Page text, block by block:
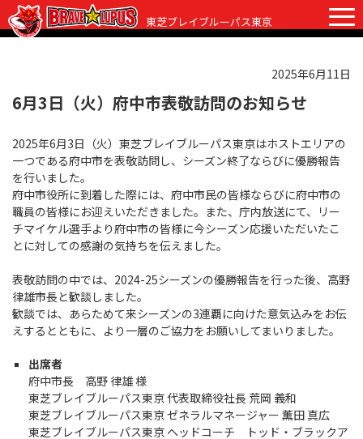
東芝ブレイブルーパス東京
チケット グッズ ファンクラブ 観戦ガイド
観戦ガイド
初めての観戦
ラグビーって何？
会場紹介
クラブからのお願い
ニュース
試合日程・結果
選手・スタッフ
選手
スタッフ
マスコット
クラブ情報
クラブ情報
株式会社 ブレイブルーパス東京概要
地域貢献活動
アカデミー
パートナー
パートナーシップのご案内
2025年6月11日
6月3日（火）府中市表敬訪問のお知らせ
2025年6月3日（火）東芝ブレイブルーパス東京はホストエリアの
一つである府中市を表敬訪問し、シーズン終了ならびに優勝報告
を行いました。
府中市役所に到着した際には、府中市民の皆様ならびに府中市の
職員の皆様にお迎えいただきました。また、庁内放送にて、リー
チマイケル選手より府中市の皆様に今シーズン応援いただいたこ
とに対しての感謝の気持ちを伝えました。
表敬訪問の中では、2024-25シーズンの優勝報告を行った後、高野
律雄市長と歓談しました。
歓談では、あらためて来シーズンの3連覇に向けた意気込みをお伝
えするとともに、より一層のご協力をお願いしてまいりました。
出席者
府中市長 高野 律雄 様
東芝ブレイブルーパス東京 代表取締役社長 荒岡 義和
東芝ブレイブルーパス東京 ゼネラルマネージャー 薫田 真広
東芝ブレイブルーパス東京 ヘッドコーチ トッド・ブラックア